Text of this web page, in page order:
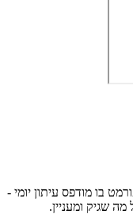
בו מודפס עיתון יומי -
שגיק ומעניין.